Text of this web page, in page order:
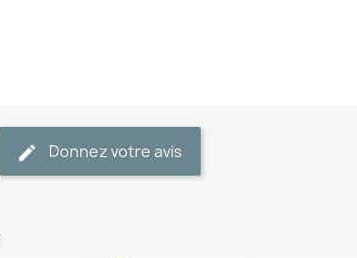
Donnez votre avis